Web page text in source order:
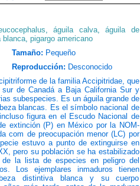
,águila calva,águila de
blanca, pigargo americano
Tamaño: Pequeño
Reproducción: Desconocido
de la familia Accipitridae, que
de Canadá a Baja California Sur y
subespecies. Es un águila grande de
blancas. Es el símbolo nacional de
figura en el Escudo Nacional de
extinción (P) en México por la NOM-
com de preocupación menor (LC) por
estuvo a punto de extinguirse en
pero su población se ha estabilizado
la lista de especies en peligro del
Los ejemplares inmaduros tienen
distintiva blanca y su cuerpo